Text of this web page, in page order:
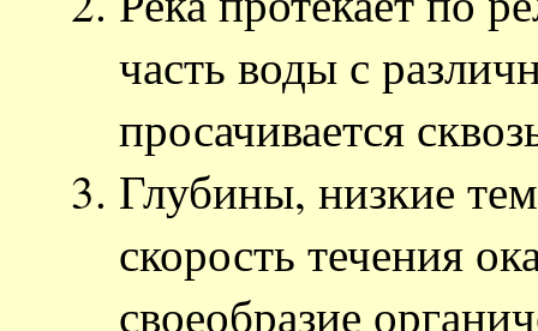
часть воды с
просачивается
Глубины, низкие
скорость течения
своеобразие